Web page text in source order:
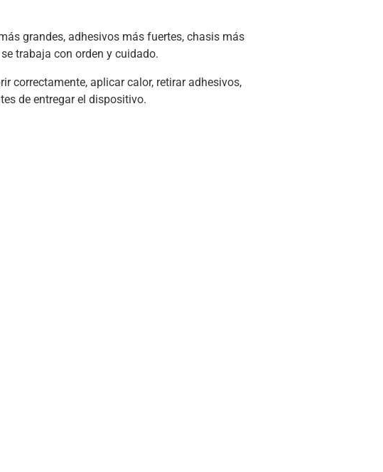
grandes, adhesivos más fuertes, chasis más
trabaja con orden y cuidado.
correctamente, aplicar calor, retirar adhesivos,
de entregar el dispositivo.